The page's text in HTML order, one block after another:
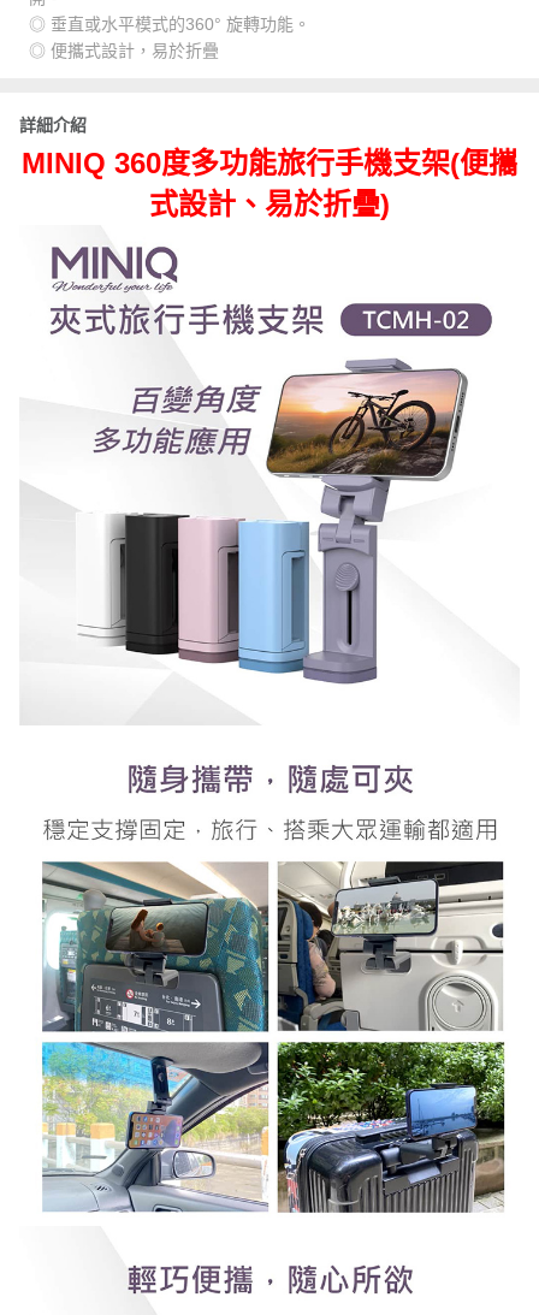
◎ 垂直或水平模式的360° 旋轉功能。
◎ 便攜式設計，易於折疊
詳細介紹
MINIQ 360度多功能旅行手機支架(便攜
式設計、易於折疊)